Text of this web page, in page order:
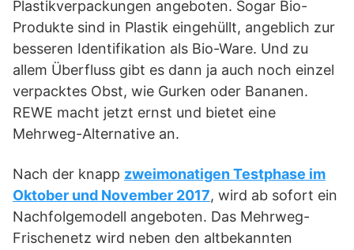
Plastikverpackungen angeboten. Sogar Bio-
Produkte sind in Plastik eingehüllt, angeblich zur
besseren Identifikation als Bio-Ware. Und zu
allem Überfluss gibt es dann ja auch noch einzel
verpacktes Obst, wie Gurken oder Bananen.
REWE macht jetzt ernst und bietet eine
Mehrweg-Alternative an.
Nach der knapp zweimonatigen Testphase im
Oktober und November 2017, wird ab sofort ein
Nachfolgemodell angeboten. Das Mehrweg-
Frischenetz wird neben den altbekannten